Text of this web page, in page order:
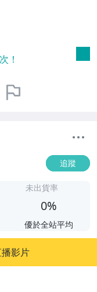
！
追蹤
未出貨率
0%
優於全站平均
影片